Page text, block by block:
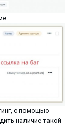
с помощью
наличие такой